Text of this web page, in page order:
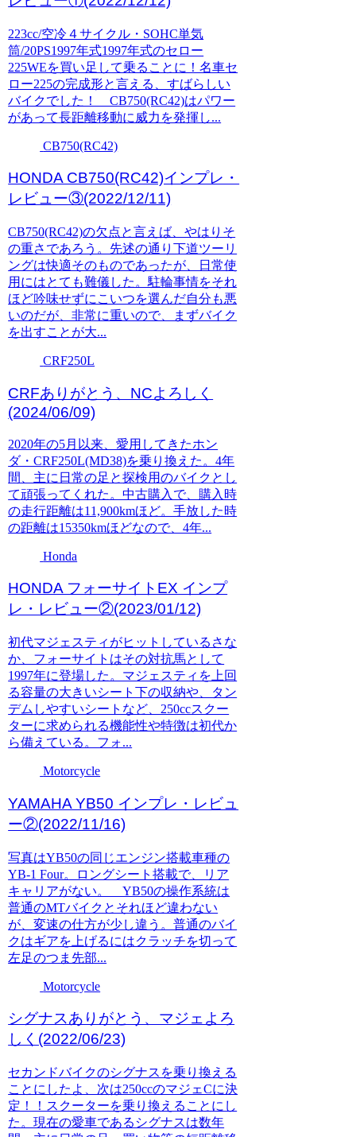
223cc/空冷４サイクル・SOHC単気
筒/20PS1997年式1997年式のセロー
225WEを買い足して乗ることに！名車セ
ロー225の完成形と言える、すばらしい
バイクでした！ CB750(RC42)はパワー
があって長距離移動に威力を発揮し...
CB750(RC42)
HONDA CB750(RC42)インプレ・
レビュー③(2022/12/11)
CB750(RC42)の欠点と言えば、やはりそ
の重さであろう。先述の通り下道ツーリ
ングは快適そのものであったが、日常使
用にはとても難儀した。駐輪事情をそれ
ほど吟味せずにこいつを選んだ自分も悪
いのだが、非常に重いので、まずバイク
を出すことが大...
CRF250L
CRFありがとう、NCよろしく
(2024/06/09)
2020年の5月以来、愛用してきたホン
ダ・CRF250L(MD38)を乗り換えた。4年
間、主に日常の足と探検用のバイクとし
て頑張ってくれた。中古購入で、購入時
の走行距離は11,900kmほど。手放した時
の距離は15350kmほどなので、4年...
Honda
HONDA フォーサイトEX インプ
レ・レビュー②(2023/01/12)
初代マジェスティがヒットしているさな
か、フォーサイトはその対抗馬として
1997年に登場した。マジェスティを上回
る容量の大きいシート下の収納や、タン
デムしやすいシートなど、250ccスクー
ターに求められる機能性や特徴は初代か
ら備えている。フォ...
Motorcycle
YAMAHA YB50 インプレ・レビュ
ー②(2022/11/16)
写真はYB50の同じエンジン搭載車種の
YB-1 Four。ロングシート搭載で、リア
キャリアがない。 YB50の操作系統は
普通のMTバイクとそれほど違わない
が、変速の仕方が少し違う。普通のバイ
クはギアを上げるにはクラッチを切って
左足のつま先部...
Motorcycle
シグナスありがとう、マジェよろ
しく(2022/06/23)
セカンドバイクのシグナスを乗り換える
ことにしたよ、次は250ccのマジェCに決
定！！スクーターを乗り換えることにし
た。現在の愛車であるシグナスは数年